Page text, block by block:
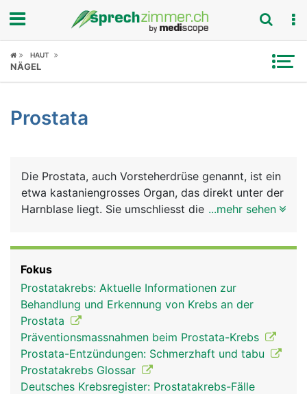
Fokus
Symptome
News
Rubriken
HAUT
NÄGEL
Prostata
Die Prostata, auch Vorsteherdrüse genannt, ist ein
etwa kastaniengrosses Organ, das direkt unter der
Harnblase liegt. Sie umschliesst die Harnröhre
Nebenhoden und Samenleiter, zu den
Geschlechtsorganen des Mannes.
...mehr sehen
Fokus
Prostatakrebs: Aktuelle Informationen zur
Behandlung und Erkennung von Krebs an der
Prostata
Präventionsmassnahmen beim Prostata-Krebs
Prostata-Entzündungen: Schmerzhaft und tabu
Prostatakrebs Glossar
Deutsches Krebsregister: Prostatakrebs-Fälle